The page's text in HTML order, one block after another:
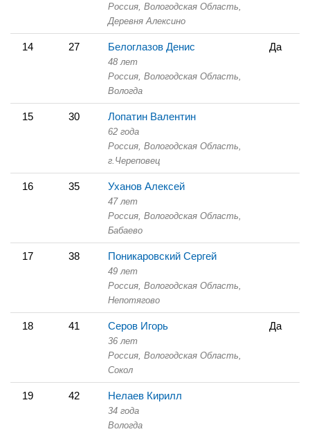
Россия, Вологодская Область,
Деревня Алексино
14 27 Белоглазов Денис
48 лет
Россия, Вологодская Область,
Вологда
Да
15 30 Лопатин Валентин
62 года
Россия, Вологодская Область,
г.Череповец
16 35 Уханов Алексей
47 лет
Россия, Вологодская Область,
Бабаево
17 38 Поникаровский Сергей
49 лет
Россия, Вологодская Область,
Непотягово
18 41 Серов Игорь
36 лет
Россия, Вологодская Область,
Сокол
Да
19 42 Нелаев Кирилл
34 года
Вологда